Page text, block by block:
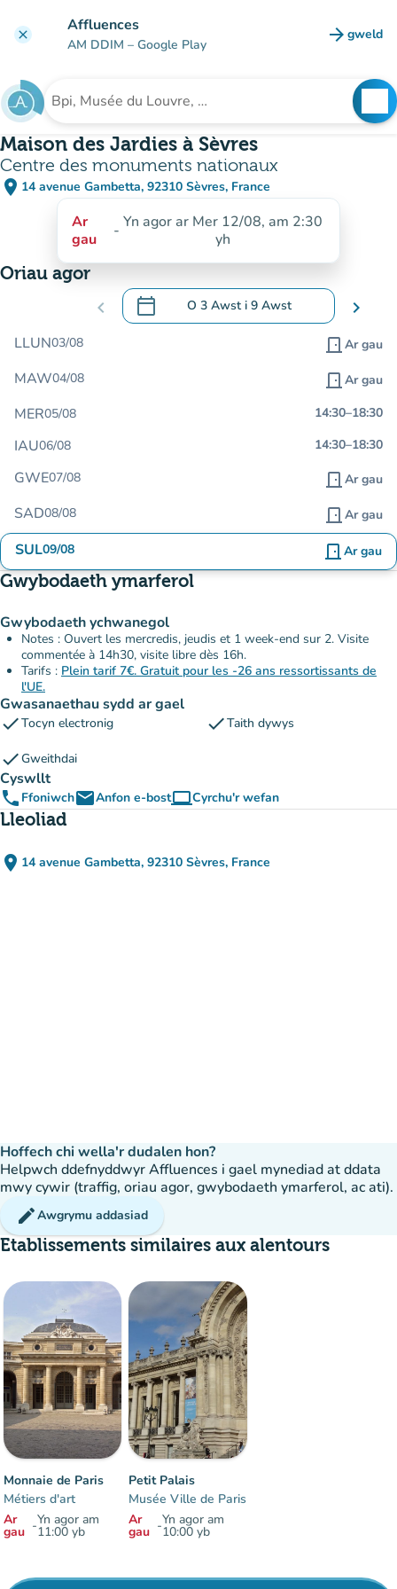
clear Affluences
AM DDIM – Google Play arrow_forward gweld
(tab
Chwilio am sefydliad
Maison des Jardies à Sèvres
Centre des monuments nationaux
place 14 avenue Gambetta, 92310 Sèvres, France
(agor yn Google Maps)
(tab newydd)
Ar
gau
- Yn agor ar Mer 12/08, am 2:30
yh
Oriau agor
chevron_left calendar_today O 3 Awst i 9 Awst
.Agor y calendr i newid dyddiadau chevron_right
LLUN03/08 door_front Ar gau
MAW04/08 door_front Ar gau
MER05/08 14:30–18:30
IAU06/08 14:30–18:30
GWE07/08 door_front Ar gau
SAD08/08 door_front Ar gau
SUL09/08 door_front Ar gau
Gwybodaeth ymarferol
Gwybodaeth ychwanegol
Notes : Ouvert les mercredis, jeudis et 1 week-end sur 2. Visite
commentée à 14h30, visite libre dès 16h.
Tarifs : Plein tarif 7€. Gratuit pour les -26 ans ressortissants de
l'UE.
Gwasanaethau sydd ar gael
checkTocyn electronig checkTaith dywys
checkGweithdai
Cyswllt
phone FfoniwchemailAnfon e-bostcomputerCyrchu'r wefan
(tab newydd)
Lleoliad
place 14 avenue Gambetta, 92310 Sèvres, France
(agor yn Google Maps)
(tab newydd)
Hoffech chi wella'r dudalen hon?
Helpwch ddefnyddwyr Affluences i gael mynediad at ddata
mwy cywir (traffig, oriau agor, gwybodaeth ymarferol, ac ati).
editAwgrymu addasiad
Etablissements similaires aux alentours
Monnaie de Paris
Métiers d'art
Ar
gau -Yn agor am
11:00 yb
Petit Palais
Musée Ville de Paris
Ar
gau -Yn agor am
10:00 yb